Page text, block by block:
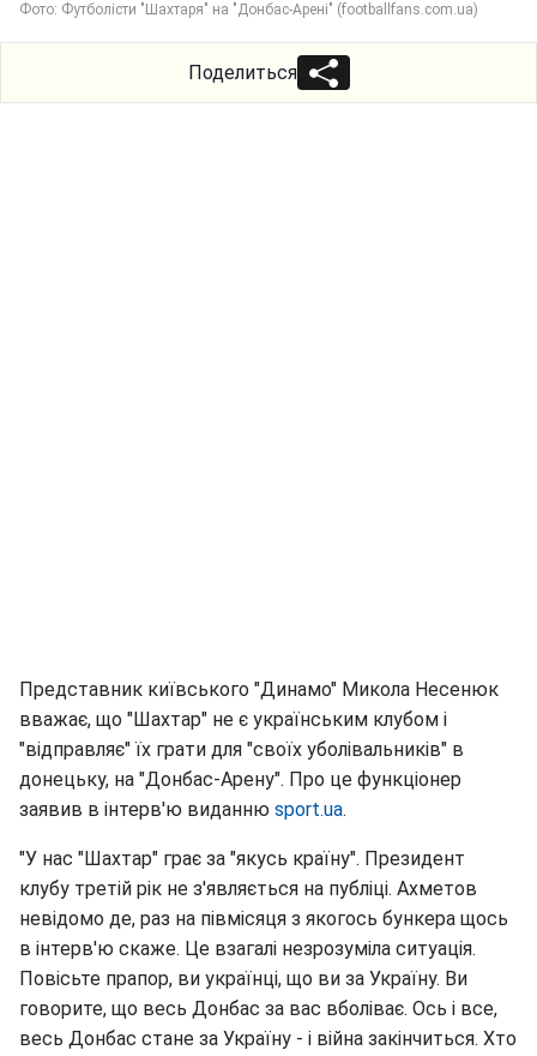
Фото: Футболісти "Шахтаря" на "Донбас-Арені" (footballfans.com.ua)
Поделиться
Представник київського "Динамо" Микола Несенюк
вважає, що "Шахтар" не є українським клубом і
"відправляє" їх грати для "своїх уболівальників" в
донецьку, на "Донбас-Арену". Про це функціонер
заявив в інтерв'ю виданню sport.ua.
"У нас "Шахтар" грає за "якусь країну". Президент
клубу третій рік не з'являється на публіці. Ахметов
невідомо де, раз на півмісяця з якогось бункера щось
в інтерв'ю скаже. Це взагалі незрозуміла ситуація.
Повісьте прапор, ви українці, що ви за Україну. Ви
говорите, що весь Донбас за вас вболіває. Ось і все,
весь Донбас стане за Україну - і війна закінчиться. Хто